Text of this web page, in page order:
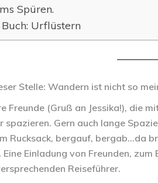
Spüren.
Urflüstern
Stelle: Wandern ist nicht so
Freunde (Gruß an Jessika!), die
spazieren. Gern auch lange
Rucksack, bergauf, bergab…da
Einladung von Freunden,
Reiseführer.